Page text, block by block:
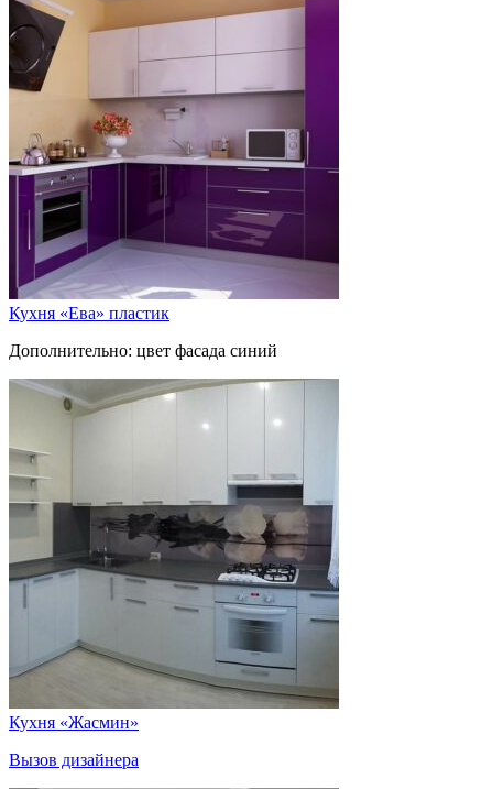
Кухня «Ева» пластик
Дополнительно: цвет фасада синий
Кухня «Жасмин»
Вызов дизайнера